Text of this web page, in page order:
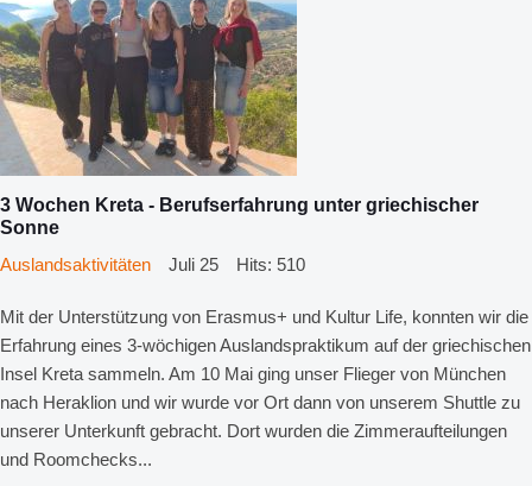
3 Wochen Kreta - Berufserfahrung unter griechischer
Sonne
Auslandsaktivitäten
Juli 25 Hits: 510
Mit der Unterstützung von Erasmus+ und Kultur Life, konnten wir die
Erfahrung eines 3-wöchigen Auslandspraktikum auf der griechischen
Insel Kreta sammeln. Am 10 Mai ging unser Flieger von München
nach Heraklion und wir wurde vor Ort dann von unserem Shuttle zu
unserer Unterkunft gebracht. Dort wurden die Zimmeraufteilungen
und Roomchecks...